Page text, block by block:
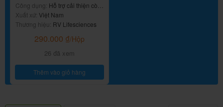
Công dụng: Hỗ trợ cải thiện còi
ăn
Xuất xứ: Việt Nam
Thương hiệu: RV Lifesciences
290.000 ₫/Hộp
26 đã xem
Thêm vào giỏ hàng